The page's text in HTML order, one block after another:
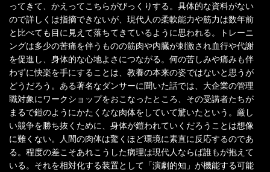
ってきて、かえってこちらがびっくりする。具体的な資料がない
ので詳しくは指摘できないが、現代人の柔軟能力や筋力は数年前
と比べても目に見えて落ちてきているように思われる。トレーニ
ングは多少の苦痛を伴うものの筋肉や内臓が刺激され血行や代謝
を促進し、身体的な心地よさにつながる。何の苦しみや痛みも伴
わずに快楽を手にすることは、教養の本来の姿ではないと思うが
どうだろう。ある著名なダンサーに聞いた話では、大企業の管理
職対象にワークショップをおこなったところ、その受講者たちが
まるで鎧のようにかたくなな肉体をしていて驚いたという。厳し
い競争を勝ち抜くために、身体が鎧われていくだろうことは想像
に難くない。人間の肉体は驚くほど環境に素直に反応するのであ
る。程度の差こそあれこうした病理は現代人ならば誰もが抱えて
いる。それを相対化する装置として「演劇的知」が機能する可能